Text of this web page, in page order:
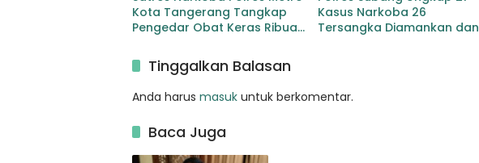
Kota Tangerang Tangkap
Pengedar Obat Keras Ribuan
Disita
Kasus Narkoba 26
Tersangka Diamankan dan
Tinggalkan Balasan
Anda harus masuk untuk berkomentar.
Baca Juga